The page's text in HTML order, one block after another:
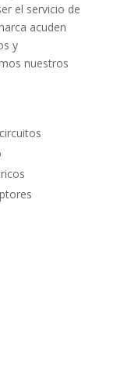
el servicio de
acuden
y
nuestros